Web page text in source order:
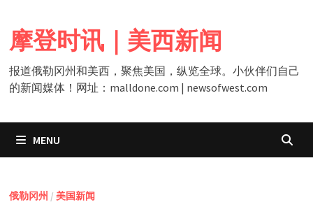
content
摩登时讯｜美西新闻
报道俄勒冈州和美西，聚焦美国，纵览全球。小伙伴们自己
的新闻媒体！网址：malldone.com | newsofwest.com
MENU
俄勒冈州 / 美国新闻